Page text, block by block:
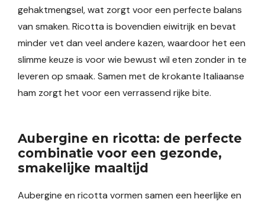
gehaktmengsel, wat zorgt voor een perfecte balans
van smaken. Ricotta is bovendien eiwitrijk en bevat
minder vet dan veel andere kazen, waardoor het een
slimme keuze is voor wie bewust wil eten zonder in te
leveren op smaak. Samen met de krokante Italiaanse
ham zorgt het voor een verrassend rijke bite.
Aubergine en ricotta: de perfecte
combinatie voor een gezonde,
smakelijke maaltijd
Aubergine en ricotta vormen samen een heerlijke en